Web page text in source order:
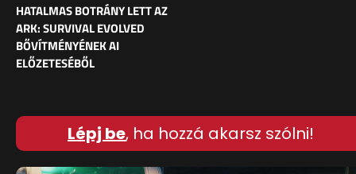
HATALMAS BOTRÁNY LETT AZ
ARK: SURVIVAL EVOLVED
BŐVÍTMÉNYÉNEK AI
ELŐZETESÉBŐL
Lépj be, ha hozzá akarsz szólni!